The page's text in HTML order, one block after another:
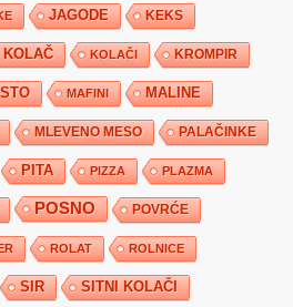
JAGODE KEKS
KOLAČ KOLAČI KROMPIR
MAFINI MALINE
MLEVENO MESO PALAČINKE
PITA PIZZA PLAZMA
POSNO POVRĆE
ROLAT ROLNICE
SIR SITNI KOLAČI